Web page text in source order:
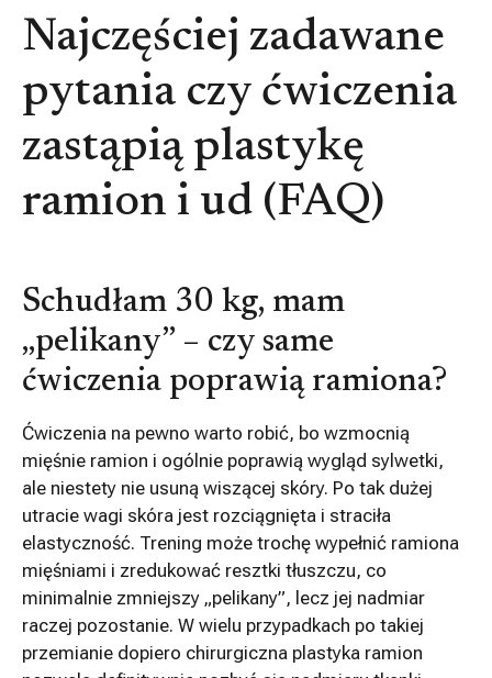
Najczęściej zadawane
pytania czy ćwiczenia
zastąpią plastykę
ramion i ud (FAQ)
Schudłam 30 kg, mam
„pelikany” – czy same
ćwiczenia poprawią ramiona?
Ćwiczenia na pewno warto robić, bo wzmocnią
mięśnie ramion i ogólnie poprawią wygląd sylwetki,
ale niestety nie usuną wiszącej skóry. Po tak dużej
utracie wagi skóra jest rozciągnięta i straciła
elastyczność. Trening może trochę wypełnić ramiona
mięśniami i zredukować resztki tłuszczu, co
minimalnie zmniejszy „pelikany”, lecz jej nadmiar
raczej pozostanie. W wielu przypadkach po takiej
przemianie dopiero chirurgiczna plastyka ramion